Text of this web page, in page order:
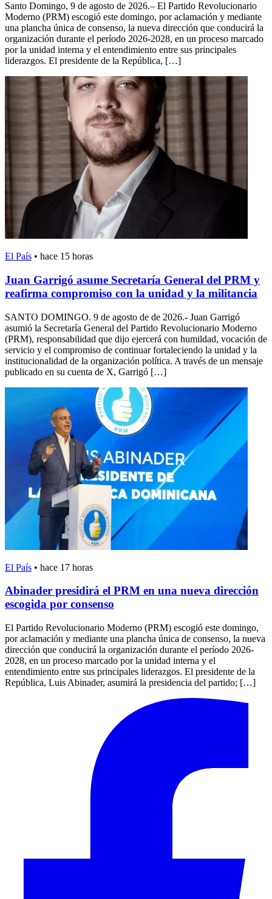
Santo Domingo, 9 de agosto de 2026.– El Partido Revolucionario
Moderno (PRM) escogió este domingo, por aclamación y mediante
una plancha única de consenso, la nueva dirección que conducirá la
organización durante el período 2026-2028, en un proceso marcado
por la unidad interna y el entendimiento entre sus principales
liderazgos. El presidente de la República, […]
El País • hace 15 horas
Juan Garrigó asume Secretaría General del PRM y
reafirma compromiso con la unidad y la militancia
SANTO DOMINGO. 9 de agosto de de 2026.- Juan Garrigó
asumió la Secretaría General del Partido Revolucionario Moderno
(PRM), responsabilidad que dijo ejercerá con humildad, vocación de
servicio y el compromiso de continuar fortaleciendo la unidad y la
institucionalidad de la organización política. A través de un mensaje
publicado en su cuenta de X, Garrigó […]
El País • hace 17 horas
Abinader presidirá el PRM en una nueva dirección
escogida por consenso
El Partido Revolucionario Moderno (PRM) escogió este domingo,
por aclamación y mediante una plancha única de consenso, la nueva
dirección que conducirá la organización durante el período 2026-
2028, en un proceso marcado por la unidad interna y el
entendimiento entre sus principales liderazgos. El presidente de la
República, Luis Abinader, asumirá la presidencia del partido; […]